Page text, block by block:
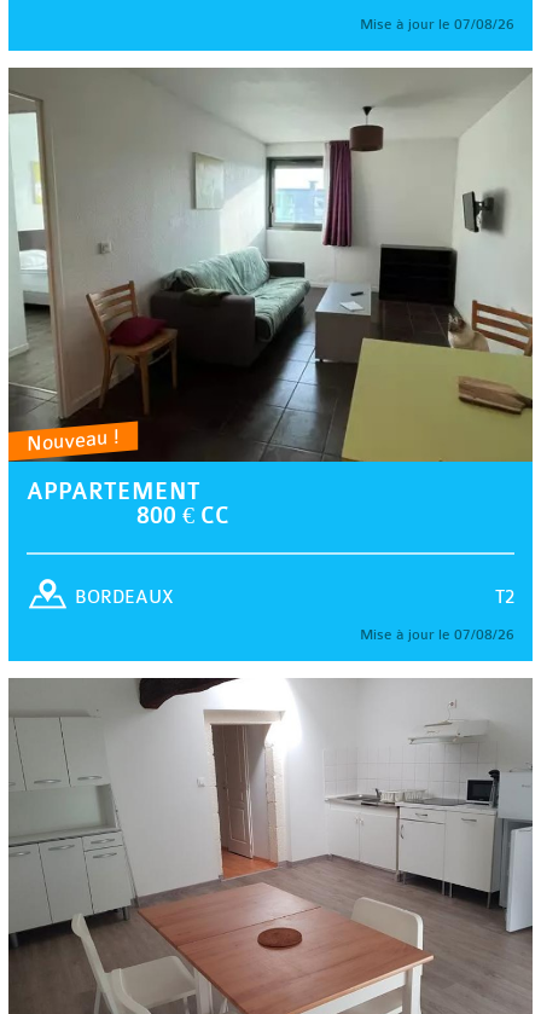
Mise à jour le 07/08/26
Nouveau !
APPARTEMENT
800 € CC
T2
BORDEAUX
Mise à jour le 07/08/26